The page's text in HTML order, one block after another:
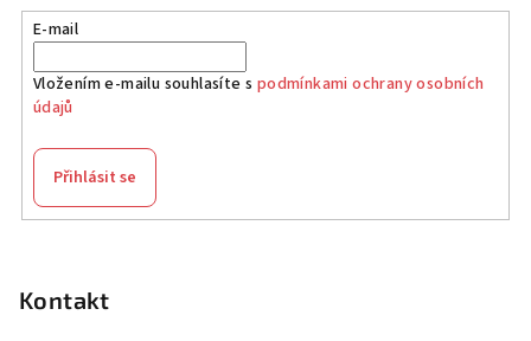
E-mail
Vložením e-mailu souhlasíte s podmínkami ochrany osobních
údajů
Přihlásit se
Kontakt